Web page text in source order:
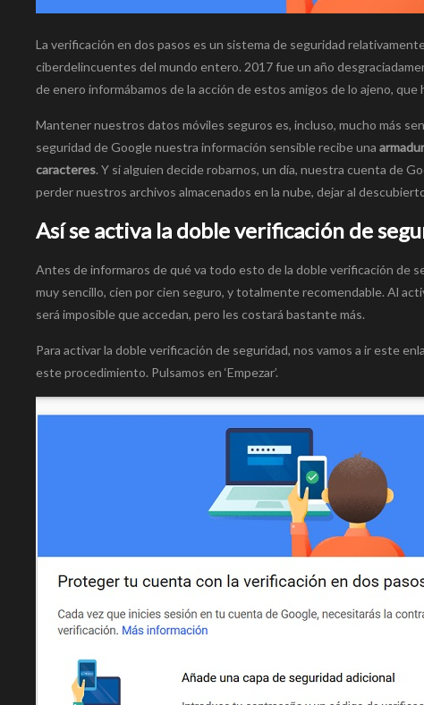
La verificación en dos pasos es un sistema de seguridad
ciberdelincuentes del mundo entero. 2017 fue un año
de enero informábamos de la acción de estos amigos de lo ajeno,
Mantener nuestros datos móviles seguros es, incluso, mucho más
seguridad de Google nuestra información sensible recibe una
caracteres. Y si alguien decide robarnos, un día, nuestra cuenta de
perder nuestros archivos almacenados en la nube, dejar al
Así se activa la doble verificación de
Antes de informaros de qué va todo esto de la doble verificación de
muy sencillo, cien por cien seguro, y totalmente recomendable. Al
será imposible que accedan, pero les costará bastante más.
Para activar la doble verificación de seguridad, nos vamos a ir este
este procedimiento. Pulsamos en ‘Empezar’.